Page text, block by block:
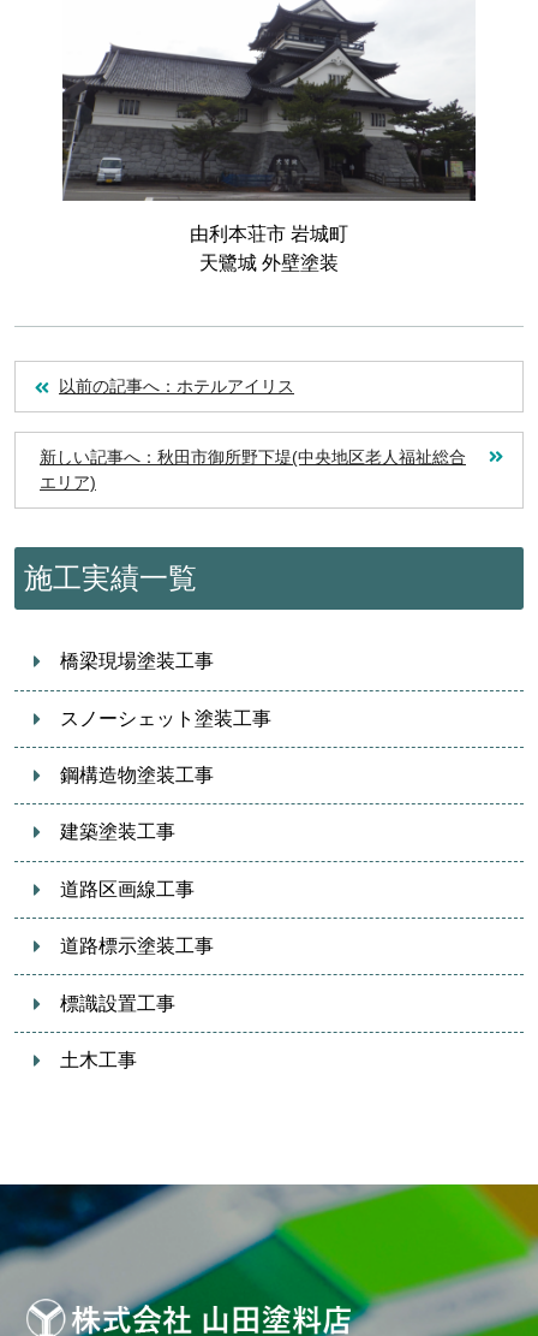
由利本荘市 岩城町
天鷺城 外壁塗装
以前の記事へ：ホテルアイリス
新しい記事へ：秋田市御所野下堤(中央地区老人福祉総合
エリア)
施工実績一覧
橋梁現場塗装工事
スノーシェット塗装工事
鋼構造物塗装工事
建築塗装工事
道路区画線工事
道路標示塗装工事
標識設置工事
土木工事